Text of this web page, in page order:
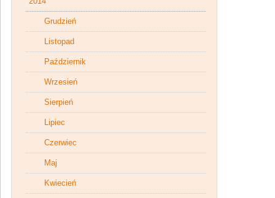
Grudzień
Listopad
Październik
Wrzesień
Sierpień
Lipiec
Czerwiec
Maj
Kwiecień